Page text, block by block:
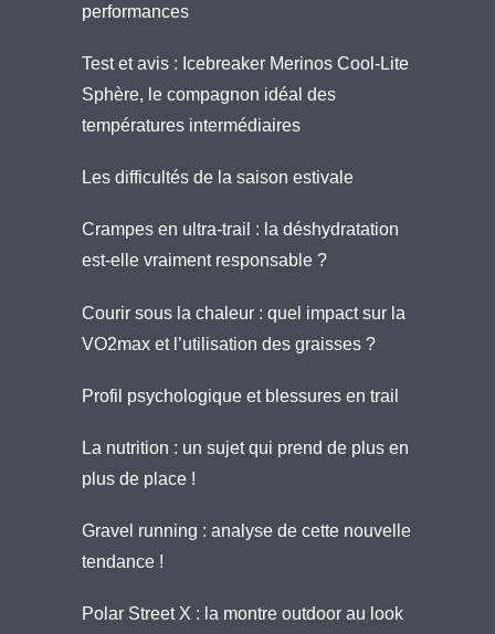
performances
Test et avis : Icebreaker Merinos Cool-Lite
Sphère, le compagnon idéal des
températures intermédiaires
Les difficultés de la saison estivale
Crampes en ultra-trail : la déshydratation
est-elle vraiment responsable ?
Courir sous la chaleur : quel impact sur la
VO2max et l’utilisation des graisses ?
Profil psychologique et blessures en trail
La nutrition : un sujet qui prend de plus en
plus de place !
Gravel running : analyse de cette nouvelle
tendance !
Polar Street X : la montre outdoor au look